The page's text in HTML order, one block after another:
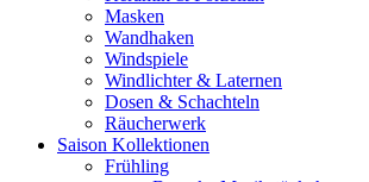
Masken
Wandhaken
Windspiele
Windlichter & Laternen
Dosen & Schachteln
Räucherwerk
Saison Kollektionen
Frühling